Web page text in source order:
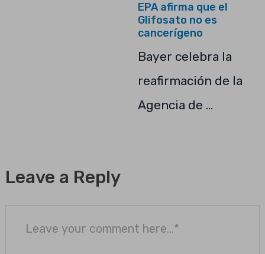
EPA afirma que el
Glifosato no es
cancerígeno
Bayer celebra la
reafirmación de la
Agencia de …
Leave a Reply